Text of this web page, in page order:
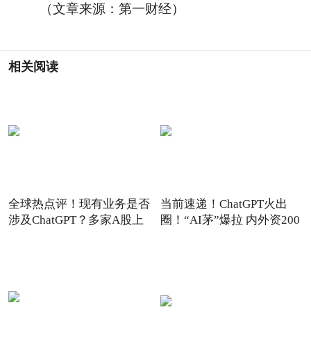
（文章来源：第一财经）
相关阅读
全球热点评！现有业务是否
涉及ChatGPT？多家A股上
当前速递！ChatGPT火出
圈！“AI茅”爆拉 内外资200